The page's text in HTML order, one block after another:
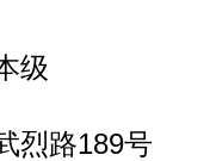
级
路189号